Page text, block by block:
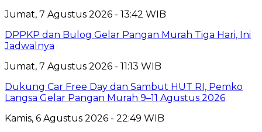
Jumat, 7 Agustus 2026 - 13:42 WIB
DPPKP dan Bulog Gelar Pangan Murah Tiga Hari, Ini
Jadwalnya
Jumat, 7 Agustus 2026 - 11:13 WIB
Dukung Car Free Day dan Sambut HUT RI, Pemko
Langsa Gelar Pangan Murah 9–11 Agustus 2026
Kamis, 6 Agustus 2026 - 22:49 WIB